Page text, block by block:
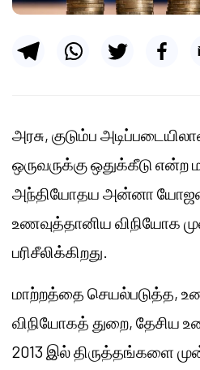
அரசு, குடும்ப
ஒருவருக்கு ஒதுக்கீடு என்ற
அந்தியோதய அன்னா
உணவுத்தானிய விநியோக
பரிசீலிக்கிறது.
மாற்றத்தை செயல்படுத்த,
விநியோகத் துறை, தேசிய
2013 இல் திருத்தங்களை